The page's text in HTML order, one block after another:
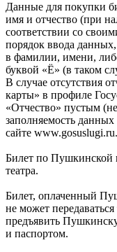
Данные для покупки
имя и отчество (при
соответствии со
порядок ввода
в фамилии, имени,
буквой «Ё» (в таком
В случае отсутствия
карты» в профиле
«Отчество» пустым
заполняемость
сайте www.gosuslugi.ru.
Билет по Пушкинской
театра.
Билет, оплаченный
не может
предъявить
и паспортом.